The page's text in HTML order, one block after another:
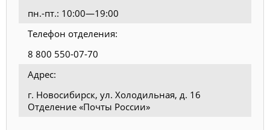
пн.-пт.: 10:00—19:00
Телефон отделения:
8 800 550-07-70
Адрес:
г. Новосибирск, ул. Холодильная, д. 16
Отделение «Почты России»